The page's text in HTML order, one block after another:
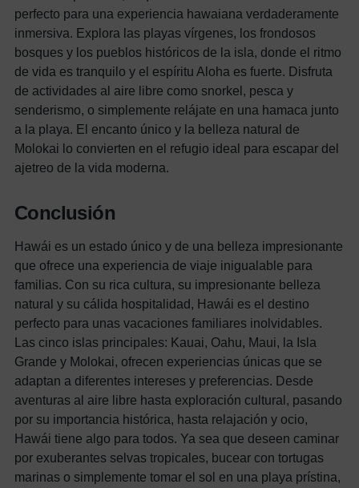
perfecto para una experiencia hawaiana verdaderamente
inmersiva. Explora las playas vírgenes, los frondosos
bosques y los pueblos históricos de la isla, donde el ritmo
de vida es tranquilo y el espíritu Aloha es fuerte. Disfruta
de actividades al aire libre como snorkel, pesca y
senderismo, o simplemente relájate en una hamaca junto
a la playa. El encanto único y la belleza natural de
Molokai lo convierten en el refugio ideal para escapar del
ajetreo de la vida moderna.
Conclusión
Hawái es un estado único y de una belleza impresionante
que ofrece una experiencia de viaje inigualable para
familias. Con su rica cultura, su impresionante belleza
natural y su cálida hospitalidad, Hawái es el destino
perfecto para unas vacaciones familiares inolvidables.
Las cinco islas principales: Kauai, Oahu, Maui, la Isla
Grande y Molokai, ofrecen experiencias únicas que se
adaptan a diferentes intereses y preferencias. Desde
aventuras al aire libre hasta exploración cultural, pasando
por su importancia histórica, hasta relajación y ocio,
Hawái tiene algo para todos. Ya sea que deseen caminar
por exuberantes selvas tropicales, bucear con tortugas
marinas o simplemente tomar el sol en una playa prístina,